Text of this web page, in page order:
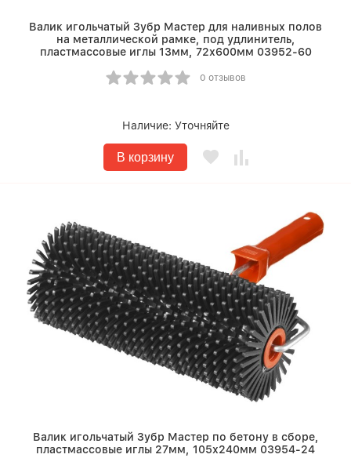
Валик игольчатый Зубр Мастер для наливных полов
на металлической рамке, под удлинитель,
пластмассовые иглы 13мм, 72х600мм 03952-60
0 отзывов
Наличие: Уточняйте
В корзину
Валик игольчатый Зубр Мастер по бетону в сборе,
пластмассовые иглы 27мм, 105х240мм 03954-24